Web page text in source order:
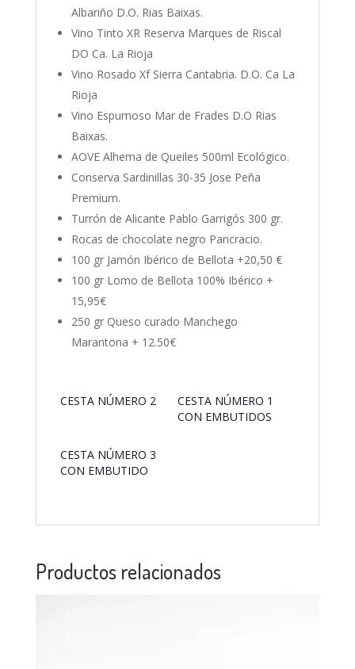
Albariño D.O. Rias Baixas.
Vino Tinto XR Reserva Marques de Riscal
DO Ca. La Rioja
Vino Rosado Xf Sierra Cantabria. D.O. Ca La
Rioja
Vino Espumoso Mar de Frades D.O Rias
Baixas.
AOVE Alhema de Queiles 500ml Ecológico.
Conserva Sardinillas 30-35 Jose Peña
Premium.
Turrón de Alicante Pablo Garrigós 300 gr.
Rocas de chocolate negro Pancracio.
100 gr Jamón Ibérico de Bellota +20,50 €
100 gr Lomo de Bellota 100% Ibérico +
15,95€
250 gr Queso curado Manchego
Marantona + 12.50€
CESTA NÚMERO 2
CESTA NÚMERO 1
CON EMBUTIDOS
CESTA NÚMERO 3
CON EMBUTIDO
Productos relacionados